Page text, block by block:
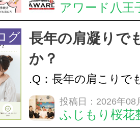
開催中アワード八王
24時間ジム&
脱毛
グ
長年の肩凝りで
か？
.Q：長年の肩こりで
か？A：はい、お任
性的な肩こりの原因
投稿日：2026年08
ふじもり桜花